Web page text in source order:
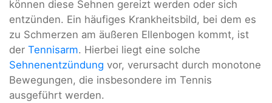
können diese Sehnen gereizt werden oder sich
entzünden. Ein häufiges Krankheitsbild, bei dem es
zu Schmerzen am äußeren Ellenbogen kommt, ist
der Tennisarm. Hierbei liegt eine solche
Sehnenentzündung vor, verursacht durch monotone
Bewegungen, die insbesondere im Tennis
ausgeführt werden.